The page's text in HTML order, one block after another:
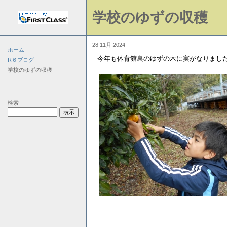
ホーム
R６ブログ
学校のゆずの収穫
検索
学校のゆずの収穫
28 11月,2024
今年も体育館裏のゆずの木に実がなりまし